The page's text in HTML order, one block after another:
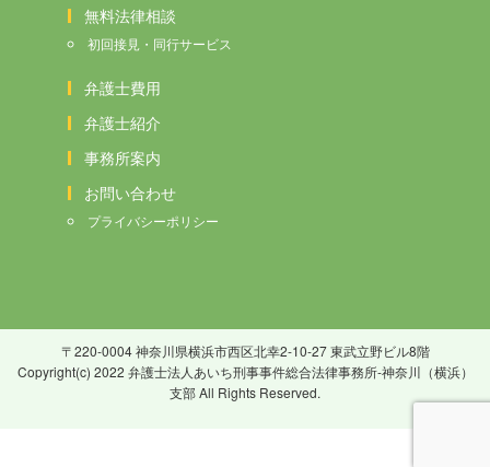
無料法律相談
初回接見・同行サービス
弁護士費用
弁護士紹介
事務所案内
お問い合わせ
プライバシーポリシー
〒220-0004 神奈川県横浜市西区北幸2-10-27 東武立野ビル8階
Copyright(c) 2022 弁護士法人あいち刑事事件総合法律事務所-神奈川（横浜）
支部 All Rights Reserved.